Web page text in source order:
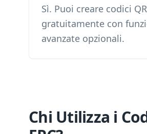
Sì. Puoi creare codici
gratuitamente con
avanzate opzionali.
Chi Utilizza i